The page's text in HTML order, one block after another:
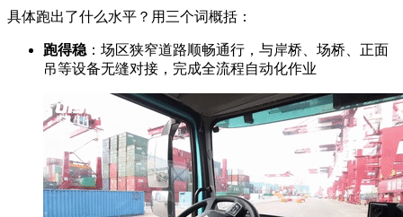
具体跑出了什么水平？用三个词概括：
跑得稳 ：场区狭窄道路顺畅通行，与岸桥、场桥、正面
吊等设备无缝对接，完成全流程自动化作业